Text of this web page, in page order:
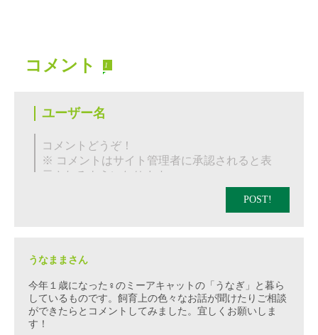
コメント 1
POST!
うなままさん
今年１歳になった♀のミーアキャットの「うなぎ」と暮ら
しているものです。飼育上の色々なお話が聞けたりご相談
ができたらとコメントしてみました。宜しくお願いしま
す！